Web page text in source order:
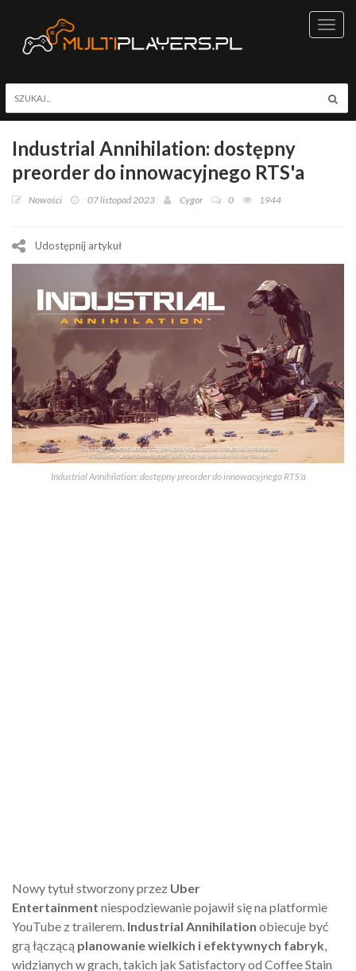
Industrial Annihilation: dostępny
preorder do innowacyjnego RTS'a
Nowości 07 listopad 2023 Cygor 0 1944
Udostępnij artykuł
Industrial Annihilation: dostępny preorder do innowacyjnego RTS'a
Nowy tytuł stworzony przez Uber
Entertainment niespodziewanie pojawił się na platformie
YouTube z trailerem. Industrial Annihilation obiecuje być
grą łączącą planowanie wielkich i efektywnych fabryk
widzianych w grach, takich jak Satisfactory od Coffee Stain